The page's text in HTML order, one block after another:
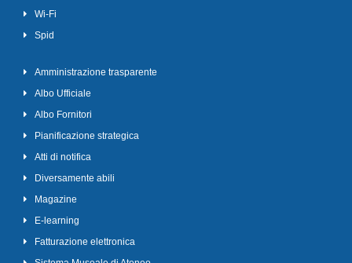
Wi-Fi
Spid
Amministrazione trasparente
Albo Ufficiale
Albo Fornitori
Pianificazione strategica
Atti di notifica
Diversamente abili
Magazine
E-learning
Fatturazione elettronica